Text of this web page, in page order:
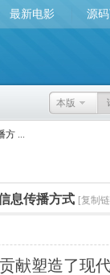
最新电影 源
本版
方 ...
息传播方式 [复制
献塑造了现